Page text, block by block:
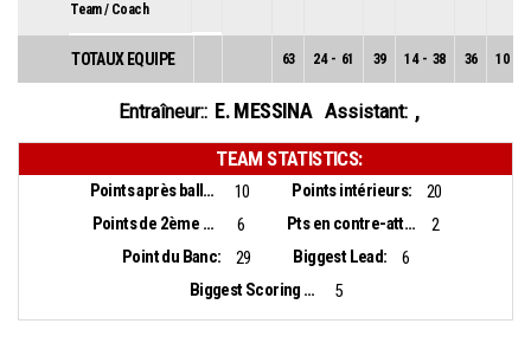
Team / Coach
TOTAUX EQUIPE 63 24 - 61 39 14 - 38 36 10
Entraîneur:: E. MESSINA Assistant: ,
TEAM STATISTICS:
Points après balles perdues: 10 Points intérieurs:
20
Points de 2ème chance:
6 Pts en contre-attaque:
2
Point du Banc:
29 Biggest Lead:
6
Biggest Scoring Run:
5